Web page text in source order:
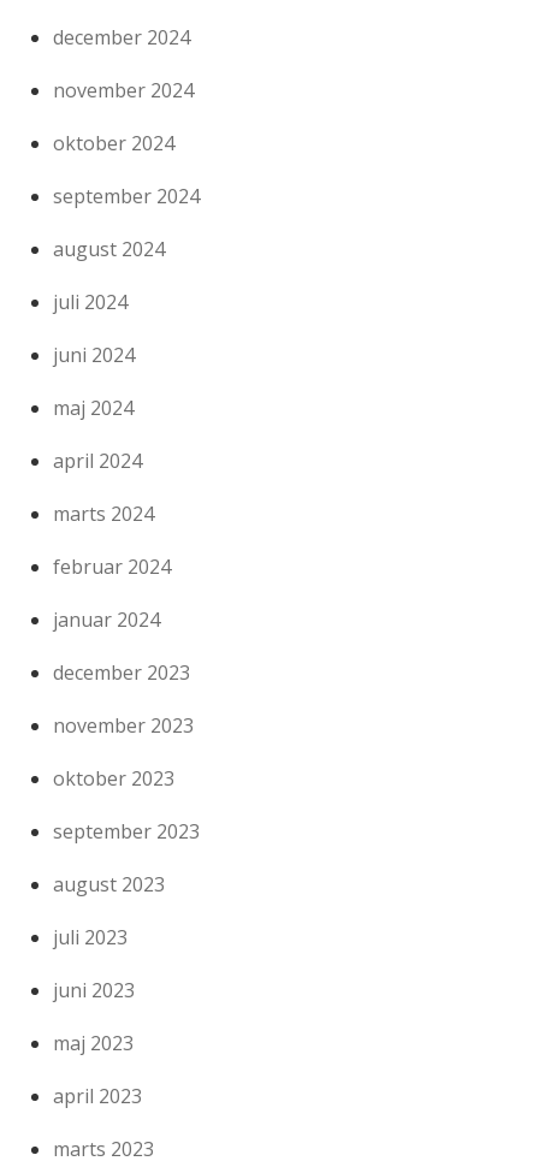
december 2024
november 2024
oktober 2024
september 2024
august 2024
juli 2024
juni 2024
maj 2024
april 2024
marts 2024
februar 2024
januar 2024
december 2023
november 2023
oktober 2023
september 2023
august 2023
juli 2023
juni 2023
maj 2023
april 2023
marts 2023